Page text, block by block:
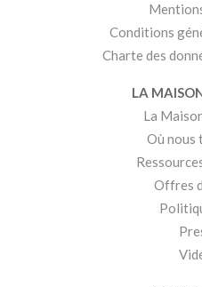
Conditions
Charte des
LA
La
Où nous
Offres